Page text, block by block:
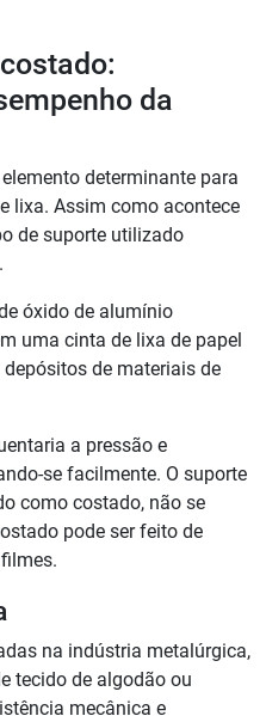
da
determinante para
lixa. Assim como acontece
de suporte utilizado
óxido de alumínio
uma cinta de lixa de papel
de materiais de
a pressão e
se facilmente. O suporte
como costado, não se
pode ser feito de
na indústria metalúrgica,
tecido de algodão ou
mecânica e